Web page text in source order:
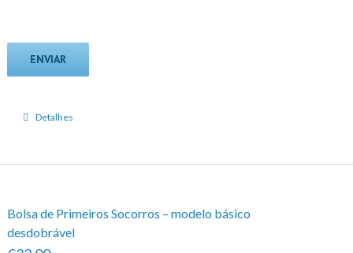
Detalhes
Bolsa de Primeiros Socorros – modelo básico
desdobrável